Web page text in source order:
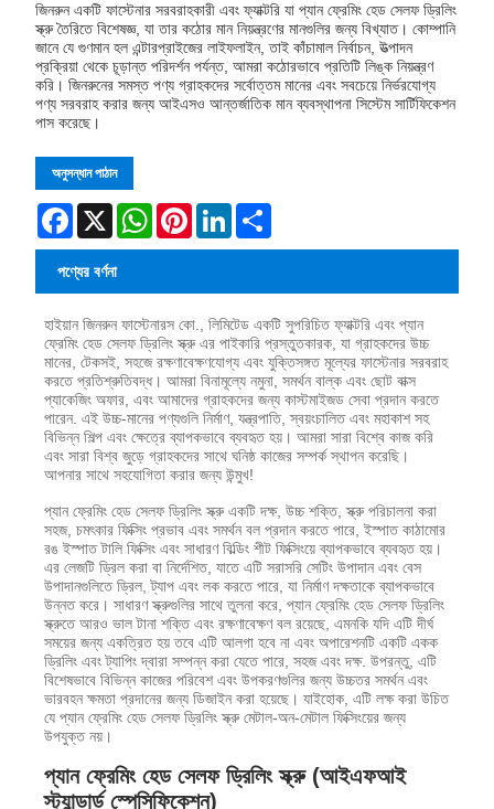
জিনরুন একটি ফাস্টেনার সরবরাহকারী এবং ফ্যাক্টরি যা প্যান ফ্রেমিং হেড সেলফ ড্রিলিং
স্ক্রু তৈরিতে বিশেষজ্ঞ, যা তার কঠোর মান নিয়ন্ত্রণের মানগুলির জন্য বিখ্যাত। কোম্পানি
জানে যে গুণমান হল এন্টারপ্রাইজের লাইফলাইন, তাই কাঁচামাল নির্বাচন, উত্পাদন
প্রক্রিয়া থেকে চূড়ান্ত পরিদর্শন পর্যন্ত, আমরা কঠোরভাবে প্রতিটি লিঙ্ক নিয়ন্ত্রণ
করি। জিনরুনের সমস্ত পণ্য গ্রাহকদের সর্বোত্তম মানের এবং সবচেয়ে নির্ভরযোগ্য
পণ্য সরবরাহ করার জন্য আইএসও আন্তর্জাতিক মান ব্যবস্থাপনা সিস্টেম সার্টিফিকেশন
পাস করেছে।
অনুসন্ধান পাঠান
Facebook
X WhatsAppPinterestLinkedIn
পণ্যের বর্ণনা
হাইয়ান জিনরুন ফাস্টেনারস কো., লিমিটেড একটি সুপরিচিত ফ্যাক্টরি এবং প্যান
ফ্রেমিং হেড সেলফ ড্রিলিং স্ক্রু এর পাইকারি প্রস্তুতকারক, যা গ্রাহকদের উচ্চ
মানের, টেকসই, সহজে রক্ষণাবেক্ষণযোগ্য এবং যুক্তিসঙ্গত মূল্যের ফাস্টেনার সরবরাহ
করতে প্রতিশ্রুতিবদ্ধ। আমরা বিনামূল্যে নমুনা, সমর্থন বাল্ক এবং ছোট বাক্স
প্যাকেজিং অফার, এবং আমাদের গ্রাহকদের জন্য কাস্টমাইজড সেবা প্রদান করতে
পারেন. এই উচ্চ-মানের পণ্যগুলি নির্মাণ, যন্ত্রপাতি, স্বয়ংচালিত এবং মহাকাশ সহ
বিভিন্ন শিল্প এবং ক্ষেত্রে ব্যাপকভাবে ব্যবহৃত হয়। আমরা সারা বিশ্বে কাজ করি
এবং সারা বিশ্ব জুড়ে গ্রাহকদের সাথে ঘনিষ্ঠ কাজের সম্পর্ক স্থাপন করেছি।
আপনার সাথে সহযোগিতা করার জন্য উন্মুখ!
প্যান ফ্রেমিং হেড সেলফ ড্রিলিং স্ক্রু একটি দক্ষ, উচ্চ শক্তি, স্ক্রু পরিচালনা করা
সহজ, চমৎকার ফিক্সিং প্রভাব এবং সমর্থন বল প্রদান করতে পারে, ইস্পাত কাঠামোর
রঙ ইস্পাত টালি ফিক্সিং এবং সাধারণ বিল্ডিং শীট ফিক্সিংয়ে ব্যাপকভাবে ব্যবহৃত হয়।
এর লেজটি ড্রিল করা বা নির্দেশিত, যাতে এটি সরাসরি সেটিং উপাদান এবং বেস
উপাদানগুলিতে ড্রিল, ট্যাপ এবং লক করতে পারে, যা নির্মাণ দক্ষতাকে ব্যাপকভাবে
উন্নত করে। সাধারণ স্ক্রুগুলির সাথে তুলনা করে, প্যান ফ্রেমিং হেড সেলফ ড্রিলিং
স্ক্রুতে আরও ভাল টানা শক্তি এবং রক্ষণাবেক্ষণ বল রয়েছে, এমনকি যদি এটি দীর্ঘ
সময়ের জন্য একত্রিত হয় তবে এটি আলগা হবে না এবং অপারেশনটি একটি একক
ড্রিলিং এবং ট্যাপিং দ্বারা সম্পন্ন করা যেতে পারে, সহজ এবং দক্ষ. উপরন্তু, এটি
বিশেষভাবে বিভিন্ন কাজের পরিবেশ এবং উপকরণগুলির জন্য উচ্চতর সমর্থন এবং
ভারবহন ক্ষমতা প্রদানের জন্য ডিজাইন করা হয়েছে। যাইহোক, এটি লক্ষ করা উচিত
যে প্যান ফ্রেমিং হেড সেলফ ড্রিলিং স্ক্রু মেটাল-অন-মেটাল ফিক্সিংয়ের জন্য
উপযুক্ত নয়।
প্যান ফ্রেমিং হেড সেলফ ড্রিলিং স্ক্রু (আইএফআই
স্ট্যান্ডার্ড স্পেসিফিকেশন)